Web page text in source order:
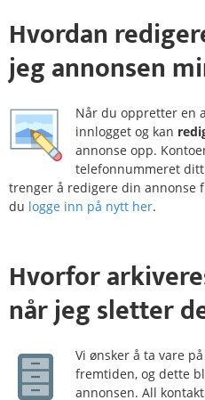
Hvordan
jeg annonsen
Når du oppretter en
innlogget og kan
annonse opp.
telefonnummeret
trenger å redigere din annonse
du logge inn på nytt her.
Hvorfor
når jeg sletter
Vi ønsker å ta vare på
fremtiden, og dette
annonsen. All